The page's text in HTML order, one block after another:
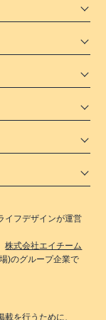
イフデザインが運営
株式会社エイチーム
)のグループ企業で
を行うために、